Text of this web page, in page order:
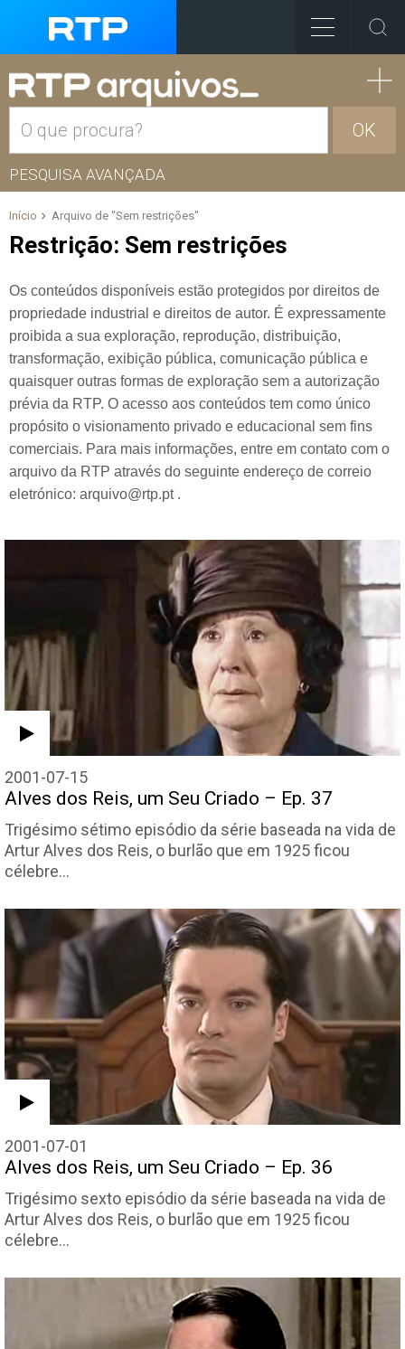
OK
PESQUISA AVANÇADA
Início Arquivo de "Sem restrições"
Restrição: Sem restrições
Os conteúdos disponíveis estão protegidos por direitos de
propriedade industrial e direitos de autor. É expressamente
proibida a sua exploração, reprodução, distribuição,
transformação, exibição pública, comunicação pública e
quaisquer outras formas de exploração sem a autorização
prévia da RTP. O acesso aos conteúdos tem como único
propósito o visionamento privado e educacional sem fins
comerciais. Para mais informações, entre em contato com o
arquivo da RTP através do seguinte endereço de correio
eletrónico: arquivo@rtp.pt .
2001-07-15
Alves dos Reis, um Seu Criado – Ep. 37
Trigésimo sétimo episódio da série baseada na vida de
Artur Alves dos Reis, o burlão que em 1925 ficou
célebre…
2001-07-01
Alves dos Reis, um Seu Criado – Ep. 36
Trigésimo sexto episódio da série baseada na vida de
Artur Alves dos Reis, o burlão que em 1925 ficou
célebre…